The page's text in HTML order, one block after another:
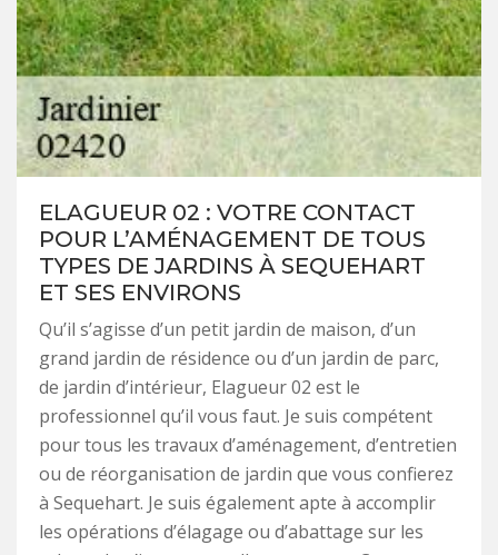
ELAGUEUR 02 : VOTRE CONTACT
POUR L’AMÉNAGEMENT DE TOUS
TYPES DE JARDINS À SEQUEHART
ET SES ENVIRONS
Qu’il s’agisse d’un petit jardin de maison, d’un
grand jardin de résidence ou d’un jardin de parc,
de jardin d’intérieur, Elagueur 02 est le
professionnel qu’il vous faut. Je suis compétent
pour tous les travaux d’aménagement, d’entretien
ou de réorganisation de jardin que vous confierez
à Sequehart. Je suis également apte à accomplir
les opérations d’élagage ou d’abattage sur les